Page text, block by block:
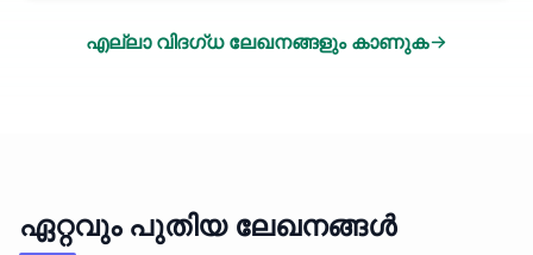
എല്ലാ വിദഗ്ധ ലേഖനങ്ങളും കാണുക
ഏറ്റവും പുതിയ ലേഖനങ്ങൾ